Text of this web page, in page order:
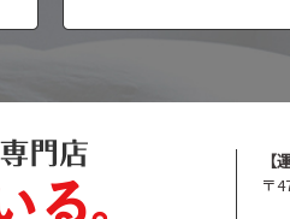
〒